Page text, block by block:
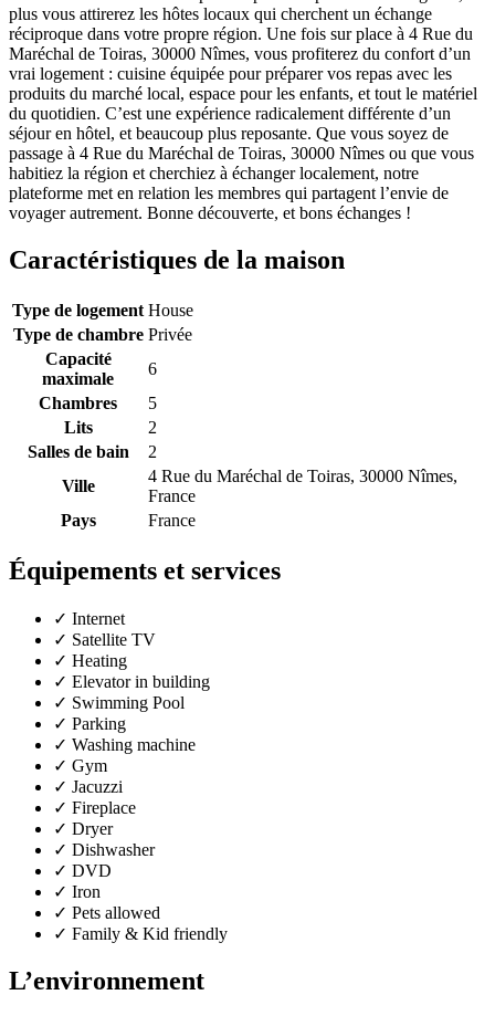
plus vous attirerez les hôtes locaux qui cherchent un échange
réciproque dans votre propre région. Une fois sur place à 4 Rue du
Maréchal de Toiras, 30000 Nîmes, vous profiterez du confort d’un
vrai logement : cuisine équipée pour préparer vos repas avec les
produits du marché local, espace pour les enfants, et tout le matériel
du quotidien. C’est une expérience radicalement différente d’un
séjour en hôtel, et beaucoup plus reposante. Que vous soyez de
passage à 4 Rue du Maréchal de Toiras, 30000 Nîmes ou que vous
habitiez la région et cherchiez à échanger localement, notre
plateforme met en relation les membres qui partagent l’envie de
voyager autrement. Bonne découverte, et bons échanges !
Caractéristiques de la maison
Type de logement House
Type de chambre Privée
Capacité
maximale
6
Chambres
5
Lits
2
Salles de bain
2
Ville
4 Rue du Maréchal de Toiras, 30000 Nîmes,
France
Pays
France
Équipements et services
✓ Internet
✓ Satellite TV
✓ Heating
✓ Elevator in building
✓ Swimming Pool
✓ Parking
✓ Washing machine
✓ Gym
✓ Jacuzzi
✓ Fireplace
✓ Dryer
✓ Dishwasher
✓ DVD
✓ Iron
✓ Pets allowed
✓ Family & Kid friendly
L’environnement